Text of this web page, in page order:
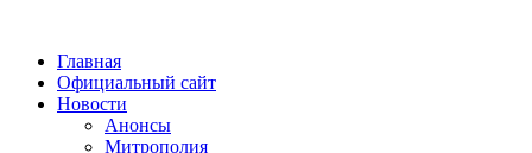
Главная
Официальный сайт
Новости
Анонсы
Митрополия